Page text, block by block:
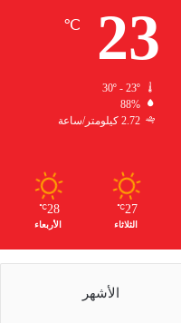
23
℃
88%
2.72 كيلومتر/ساعة
27
℃
الثلاثاء
28
℃
الأربعاء
الأشهر